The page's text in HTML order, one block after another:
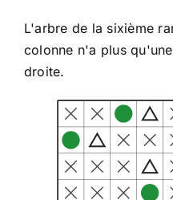
L'arbre de la sixième
colonne n'a plus
droite.